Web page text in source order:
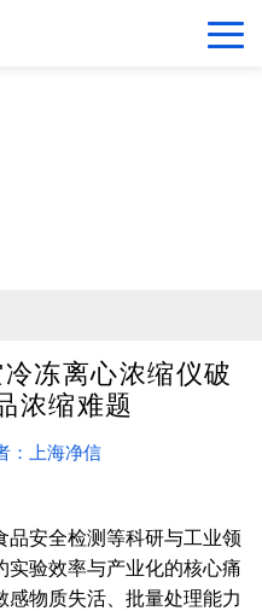
冻离心浓缩仪破
浓缩难题
：上海净信
安全检测等科研与工业领
验效率与产业化的核心痛
感物质失活、批量处理能力